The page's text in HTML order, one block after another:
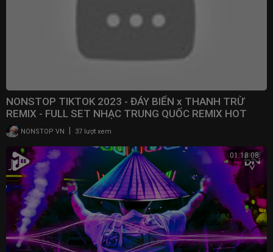
NONSTOP TIKTOK 2023 - ĐÁY BIỂN x THANH TRỪ
REMIX - FULL SET NHẠC TRUNG QUỐC REMIX HOT
TRENDS TIKTOK
NONSTOP VN 37 lượt xem
01:18:08